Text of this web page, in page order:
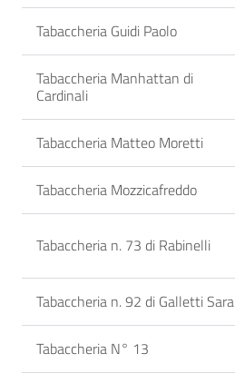
Tabaccheria Guidi Paolo
Tabaccheria Manhattan di
Cardinali
Tabaccheria Matteo Moretti
Tabaccheria Mozzicafreddo
Tabaccheria n. 73 di Rabinelli
Tabaccheria n. 92 di Galletti Sara
Tabaccheria N° 13